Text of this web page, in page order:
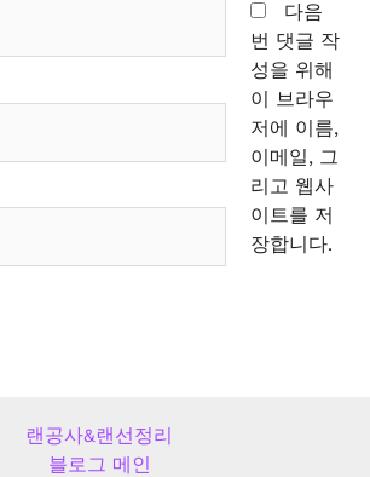
다음
번 댓글 작
성을 위해
이 브라우
저에 이름,
이메일, 그
리고 웹사
이트를 저
장합니다.
랜공사&랜선정리
블로그 메인